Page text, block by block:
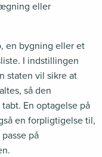
eller
en bygning eller et
I indstillingen
staten vil sikre at
så den
En optagelse på
en forpligtigelse til,
på